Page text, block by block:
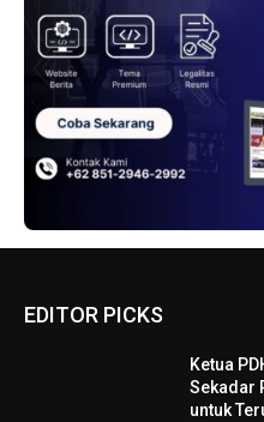
EDITOR PICKS
Ketua
Sekadar
untuk